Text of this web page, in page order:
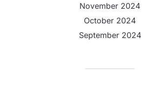
November 2024
October 2024
September 2024